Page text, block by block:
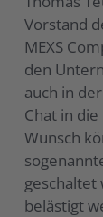
Vorstand
MEXS
den
auch in
Chat in
Wunsch
belästigt